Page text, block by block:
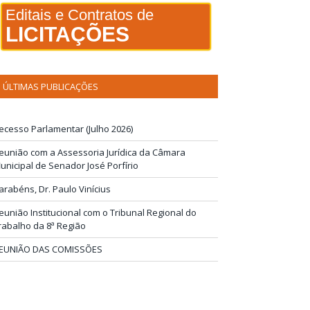
Editais e Contratos de
LICITAÇÕES
ÚLTIMAS PUBLICAÇÕES
Parlamentar (Julho 2026)
com a Assessoria Jurídica da Câmara
de Senador José Porfírio
Dr. Paulo Vinícius
Institucional com o Tribunal Regional do
da 8ª Região
DAS COMISSÕES